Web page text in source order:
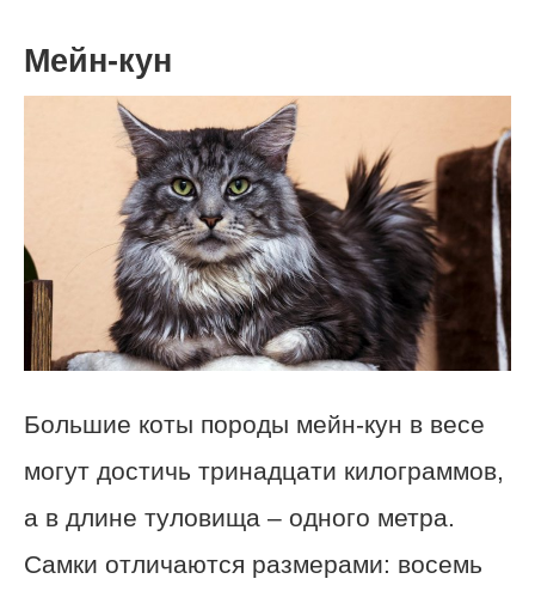
Мейн-кун
Большие коты породы мейн-кун в весе
могут достичь тринадцати килограммов,
а в длине туловища – одного метра.
Самки отличаются размерами: восемь